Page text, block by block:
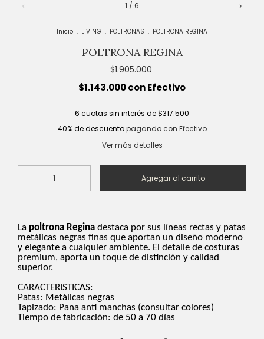
1 / 6
Inicio . LIVING . POLTRONAS . POLTRONA REGINA
POLTRONA REGINA
$1.905.000
$1.143.000conEfectivo
6 cuotas sin interés de$317.500
40% de descuentopagando con Efectivo
Ver más detalles
La poltrona Regina destaca por sus líneas rectas y patas
metálicas negras finas que aportan un diseño moderno
y elegante a cualquier ambiente. El detalle de costuras
premium, aporta un toque de distinción y calidad
superior.
CARACTERISTICAS:
Patas: Metálicas negras
Tapizado: Pana anti manchas (consultar colores)
Tiempo de fabricación: de 50 a 70 días